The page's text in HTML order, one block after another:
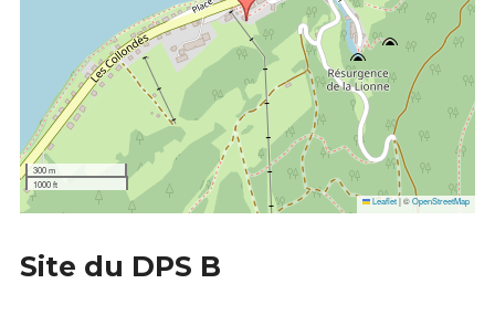
300 m
1000 ft
Leaflet|©OpenStreetMap
Site du DPS B